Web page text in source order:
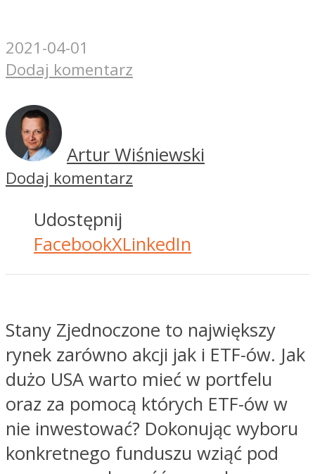
2021-04-01
Dodaj komentarz
Artur Wiśniewski
Dodaj komentarz
Udostępnij
FacebookXLinkedIn
Stany Zjednoczone to największy
rynek zarówno akcji jak i ETF-ów. Jak
dużo USA warto mieć w portfelu
oraz za pomocą których ETF-ów w
nie inwestować? Dokonując wyboru
konkretnego funduszu wziąć pod